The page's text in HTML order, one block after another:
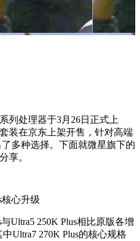
列处理器于3月26日正式上
装在京东上架开售，针对高端
多种选择。下面就微星旗下的
享。
核心升级
Ultra5 250K Plus相比原版各增
Ultra7 270K Plus的核心规格